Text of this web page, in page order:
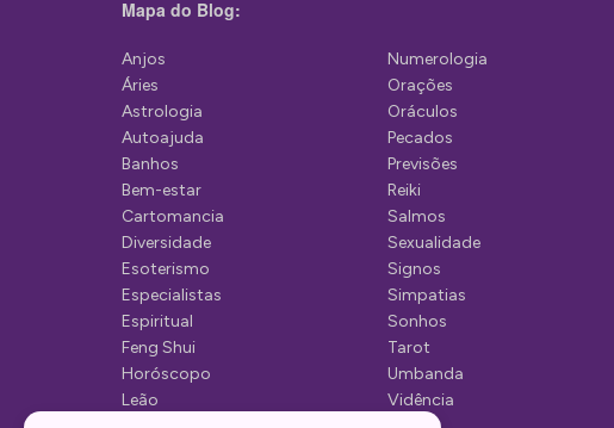
ç
ã
o
d
e
p
o
s
t
s
Mapa do Blog:
Anjos
Áries
Astrologia
Autoajuda
Banhos
Bem-estar
Cartomancia
Diversidade
Esoterismo
Especialistas
Espiritual
Feng Shui
Horóscopo
Leão
Numerologia
Orações
Oráculos
Pecados
Previsões
Reiki
Salmos
Sexualidade
Signos
Simpatias
Sonhos
Tarot
Umbanda
Vidência